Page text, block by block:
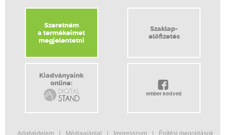
Szeretném
a termékeimet
megjelentetni
Szaklap-
előfizetés
Kiadványaink
online:
ember kedveli
Adatvédelem Médiaajánlat Impresszum Építési megoldások